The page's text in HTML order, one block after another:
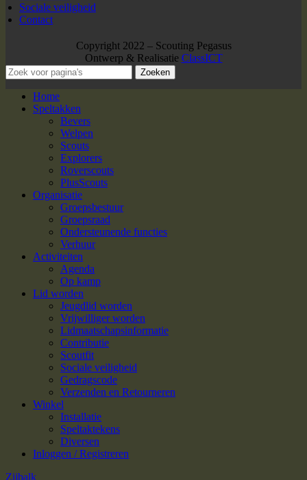
Sociale veiligheid
Contact
Copyright 2022 – Scouting Pegasus
Ontwerp & Realisatie ClassICT
Zoeken
Home
Speltakken
Bevers
Welpen
Scouts
Explorers
Roverscouts
PlusScouts
Organisatie
Groepsbestuur
Groepsraad
Ondersteunende functies
Verhuur
Activiteiten
Agenda
Op kamp
Lid worden
Jeugdlid worden
Vrijwilliger worden
Lidmaatschapsinformatie
Contributie
Scoutfit
Sociale veiligheid
Gedragscode
Verzenden en Retourneren
Winkel
Installatie
Speltaktekens
Diversen
Inloggen / Registreren
Zijbalk